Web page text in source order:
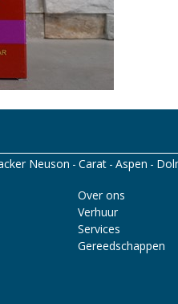
Neuson Carat Aspen
Over ons
Verhuur
Services
Gereedschappen